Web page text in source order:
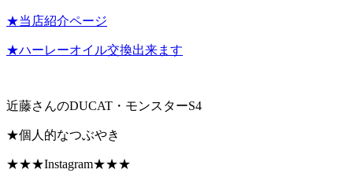
★当店紹介ページ
★ハーレーオイル交換出来ます
近藤さんのDUCAT・モンスターS4
★個人的なつぶやき
★★★Instagram★★★